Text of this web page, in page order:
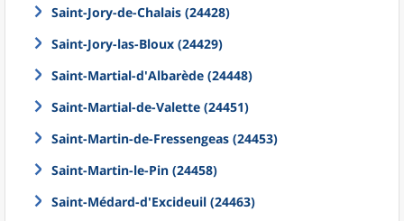
Saint-Jory-de-Chalais (24428)
Saint-Jory-las-Bloux (24429)
Saint-Martial-d'Albarède (24448)
Saint-Martial-de-Valette (24451)
Saint-Martin-de-Fressengeas (24453)
Saint-Martin-le-Pin (24458)
Saint-Médard-d'Excideuil (24463)